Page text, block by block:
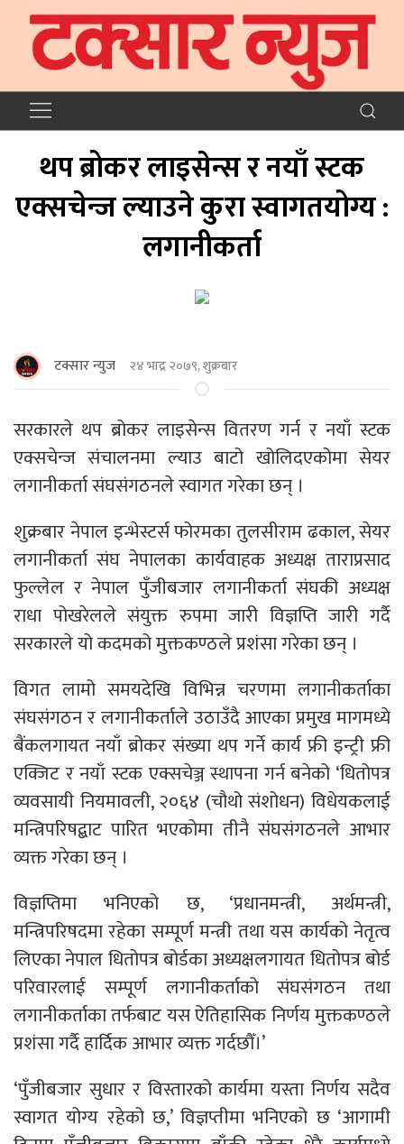
थप ब्रोकर लाइसेन्स र नयाँ स्टक
एक्सचेन्ज ल्याउने कुरा स्वागतयोग्य :
लगानीकर्ता
टक्सार न्युज २४ भाद्र २०७९, शुक्रबार
सरकारले थप ब्रोकर लाइसेन्स वितरण गर्न र नयाँ स्टक
एक्सचेन्ज संचालनमा ल्याउ बाटो खोलिदएकोमा सेयर
लगानीकर्ता संघसंगठनले स्वागत गरेका छन् ।
शुक्रबार नेपाल इन्भेस्टर्स फोरमका तुलसीराम ढकाल, सेयर
लगानीकर्ता संघ नेपालका कार्यवाहक अध्यक्ष ताराप्रसाद
फुल्लेल र नेपाल पुँजीबजार लगानीकर्ता संघकी अध्यक्ष
राधा पोखरेलले संयुक्त रुपमा जारी विज्ञप्ति जारी गर्दै
सरकारले यो कदमको मुक्तकण्ठले प्रशंसा गरेका छन् ।
विगत लामो समयदेखि विभिन्न चरणमा लगानीकर्ताका
संघसंगठन र लगानीकर्ताले उठाउँदै आएका प्रमुख मागमध्ये
बैंकलगायत नयाँ ब्रोकर संख्या थप गर्ने कार्य फ्री इन्ट्री फ्री
एक्जिट र नयाँ स्टक एक्सचेञ्ज स्थापना गर्न बनेको ‘धितोपत्र
व्यवसायी नियमावली, २०६४ (चौथो संशोधन) विधेयकलाई
मन्त्रिपरिषद्बाट पारित भएकोमा तीनै संघसंगठनले आभार
व्यक्त गरेका छन् ।
विज्ञप्तिमा भनिएको छ, ‘प्रधानमन्त्री, अर्थमन्त्री,
मन्त्रिपरिषदमा रहेका सम्पूर्ण मन्त्री तथा यस कार्यको नेतृत्व
लिएका नेपाल धितोपत्र बोर्डका अध्यक्षलगायत धितोपत्र बोर्ड
परिवारलाई सम्पूर्ण लगानीकर्ताको संघसंगठन तथा
लगानीकर्ताका तर्फबाट यस ऐतिहासिक निर्णय मुक्तकण्ठले
प्रशंसा गर्दै हार्दिक आभार व्यक्त गर्दछौँ।’
‘पुँजीबजार सुधार र विस्तारको कार्यमा यस्ता निर्णय सदैव
स्वागत योग्य रहेको छ,’ विज्ञप्तीमा भनिएको छ ‘आगामी